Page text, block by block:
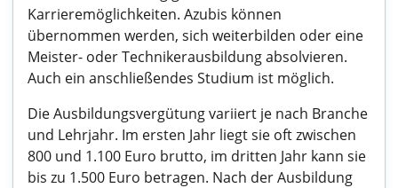
Karrieremöglichkeiten. Azubis können
übernommen werden, sich weiterbilden oder eine
Meister- oder Technikerausbildung absolvieren.
Auch ein anschließendes Studium ist möglich.
Die Ausbildungsvergütung variiert je nach Branche
und Lehrjahr. Im ersten Jahr liegt sie oft zwischen
800 und 1.100 Euro brutto, im dritten Jahr kann sie
bis zu 1.500 Euro betragen. Nach der Ausbildung